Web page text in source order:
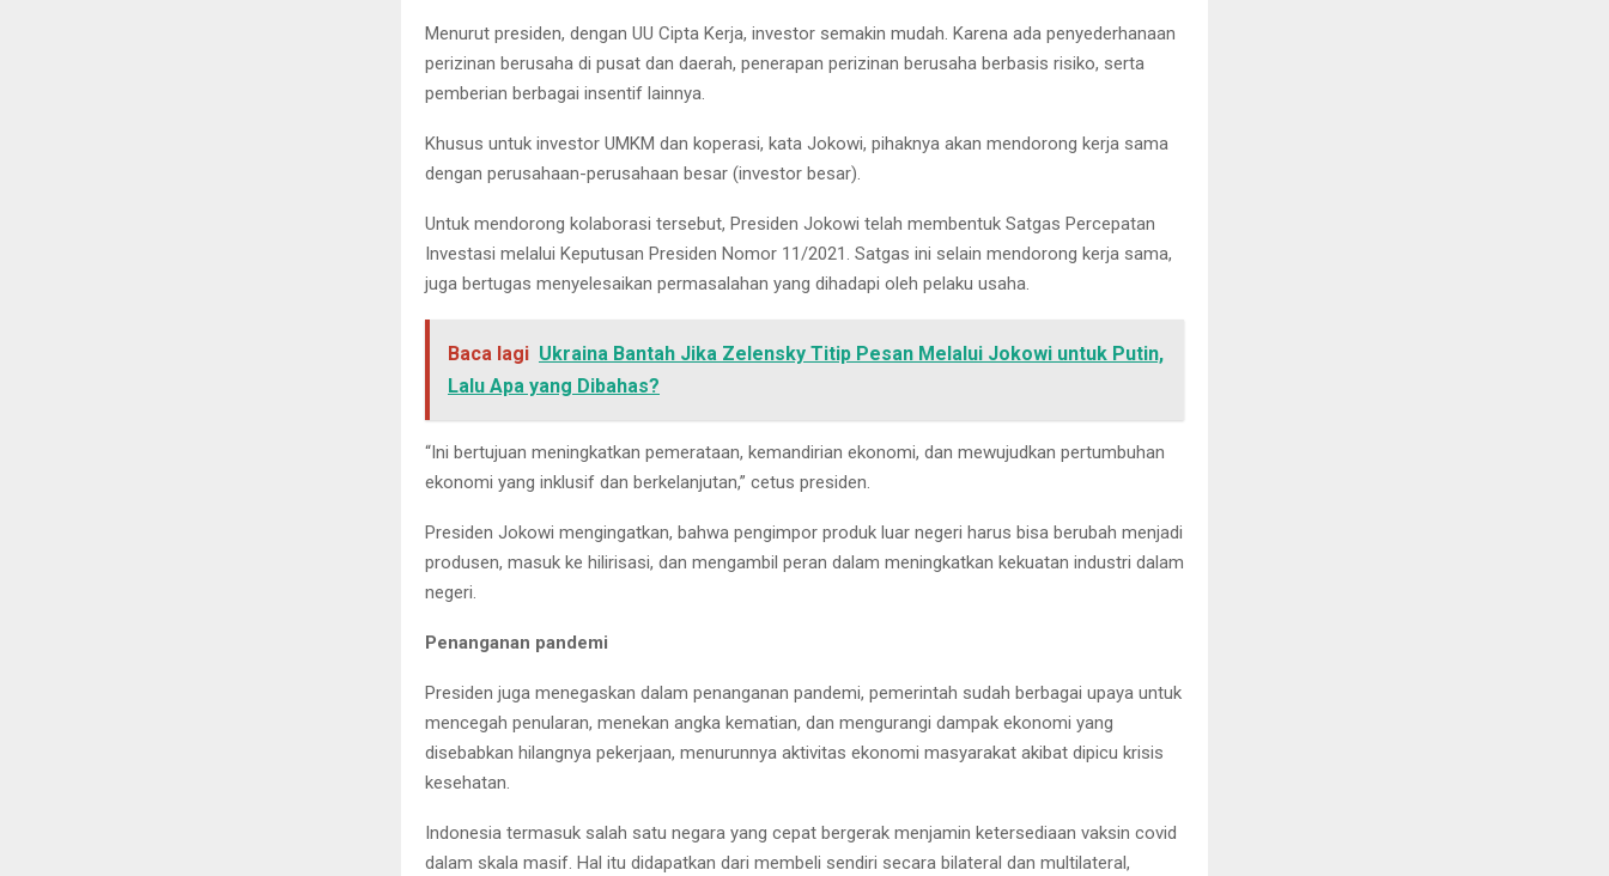
Menurut presiden, dengan UU Cipta Kerja, investor semakin mudah. Karena ada penyederhanaan
perizinan berusaha di pusat dan daerah, penerapan perizinan berusaha berbasis risiko, serta
pemberian berbagai insentif lainnya.
Khusus untuk investor UMKM dan koperasi, kata Jokowi, pihaknya akan mendorong kerja sama
dengan perusahaan-perusahaan besar (investor besar).
Untuk mendorong kolaborasi tersebut, Presiden Jokowi telah membentuk Satgas Percepatan
Investasi melalui Keputusan Presiden Nomor 11/2021. Satgas ini selain mendorong kerja sama,
juga bertugas menyelesaikan permasalahan yang dihadapi oleh pelaku usaha.
Baca lagi Ukraina Bantah Jika Zelensky Titip Pesan Melalui Jokowi untuk Putin,
Lalu Apa yang Dibahas?
“Ini bertujuan meningkatkan pemerataan, kemandirian ekonomi, dan mewujudkan pertumbuhan
ekonomi yang inklusif dan berkelanjutan,” cetus presiden.
Presiden Jokowi mengingatkan, bahwa pengimpor produk luar negeri harus bisa berubah menjadi
produsen, masuk ke hilirisasi, dan mengambil peran dalam meningkatkan kekuatan industri dalam
negeri.
Penanganan pandemi
Presiden juga menegaskan dalam penanganan pandemi, pemerintah sudah berbagai upaya untuk
mencegah penularan, menekan angka kematian, dan mengurangi dampak ekonomi yang
disebabkan hilangnya pekerjaan, menurunnya aktivitas ekonomi masyarakat akibat dipicu krisis
kesehatan.
Indonesia termasuk salah satu negara yang cepat bergerak menjamin ketersediaan vaksin covid
dalam skala masif. Hal itu didapatkan dari membeli sendiri secara bilateral dan multilateral,